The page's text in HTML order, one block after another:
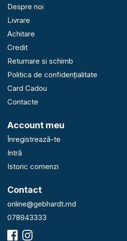
Despre noi
Livrare
Achitare
Credit
Returnare si schimb
Politica de confidențialitate
Card Cadou
Contacte
Account meu
Înregistrează-te
Intră
Istoric comenzi
Contact
online@gebhardt.md
078943333